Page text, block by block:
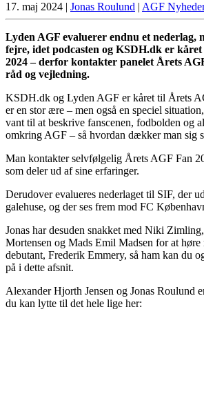
17. maj 2024 | Jonas Roulund | AGF
Lyden AGF evaluerer endnu et nederlag,
fejre, idet podcasten og KSDH.dk er
2024 – derfor kontakter panelet Årets
råd og vejledning.
KSDH.dk og Lyden AGF er kåret til Årets
er en stor ære – men også en speciel
vant til at beskrive fanscenen, fodbolden og
omkring AGF – så hvordan dækker man sig
Man kontakter selvfølgelig Årets AGF Fan
som deler ud af sine erfaringer.
Derudover evalueres nederlaget til SIF, der
galehuse, og der ses frem mod FC
Jonas har desuden snakket med Niki
Mortensen og Mads Emil Madsen for at høre
debutant, Frederik Emmery, så ham kan du
på i dette afsnit.
Alexander Hjorth Jensen og Jonas Roulund
du kan lytte til det hele lige her: